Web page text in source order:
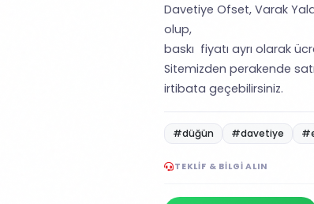
Davetiye Ofset, Varak
olup,
baskı fiyatı ayrı olarak
Sitemizden perakende
irtibata geçebilirsiniz.
#düğün #davetiye
TEKLIF & BILGI ALIN